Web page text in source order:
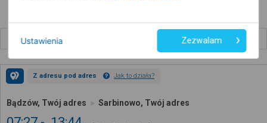
Z adresu pod adres Jak to działa?
Bądzów, Twój adres Sarbinowo, Twój adres
Ustawienia Zezwalam